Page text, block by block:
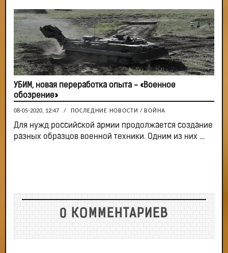
УБИМ, новая переработка опыта - «Военное
обозрение»
08-05-2020, 12:47 / ПОСЛЕДНИЕ НОВОСТИ / ВОЙНА
Для нужд российской армии продолжается создание
разных образцов военной техники. Одним из них ...
0 КОММЕНТАРИЕВ